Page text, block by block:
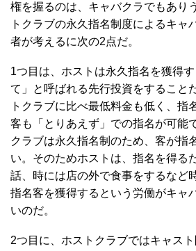
権を握るのは、キャバクラでもあり
トクラブの永久指名制度によるキャ
者が考えるに次の2点だ。
1つ目は、ホストは永久指名を獲得
て」と呼ばれる先行投資をすること
トクラブに比べ最低料金も低く、指
客も「とりあえず」での指名が可能
クラブは永久指名制のため、客が指
い。そのためホストは、指名を得る
話、時には店の外で食事をするなど
指名客を獲得するという労働がキャ
いのだ。
2つ目に、ホストクラブではキャス